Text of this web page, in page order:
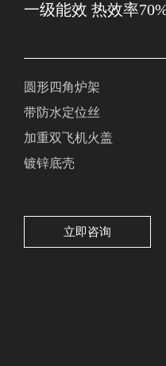
一级能效 热效率
圆形四角炉架
带防水定位丝
加重双飞机火盖
镀锌底壳
立即咨询